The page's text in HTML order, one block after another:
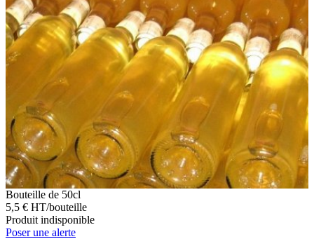
Bouteille de 50cl
5,5 € HT/bouteille
Produit indisponible
Poser une alerte